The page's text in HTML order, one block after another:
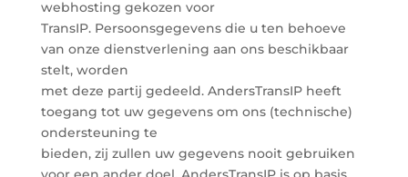
webhosting gekozen voor
TransIP. Persoonsgegevens die u ten behoeve
van onze dienstverlening aan ons beschikbaar
stelt, worden
met deze partij gedeeld. AndersTransIP heeft
toegang tot uw gegevens om ons (technische)
ondersteuning te
bieden, zij zullen uw gegevens nooit gebruiken